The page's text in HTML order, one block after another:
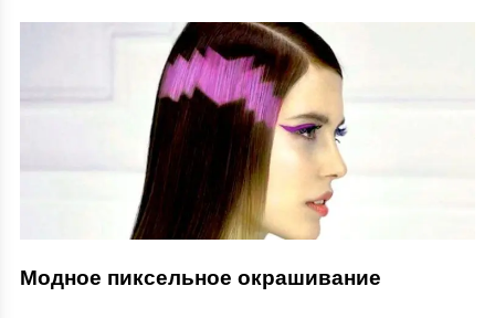
Модное пиксельное окрашивание